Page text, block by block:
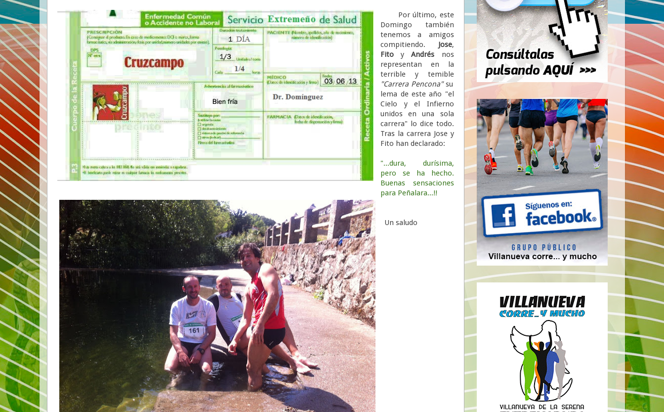
Por último, este
Domingo también
tenemos a amigos
compitiendo. Jose,
Fito yAndrés nos
representan en la
terrible y temible
"Carrera Pencona"su
lema de este año "el
Cielo y el Infierno
unidos en una sola
carrera" lo dice todo.
Tras la carrera Jose y
Fito han declarado:
"...dura, durísima,
pero se ha hecho.
Buenas sensaciones
para Peñalara...!!
Un saludo